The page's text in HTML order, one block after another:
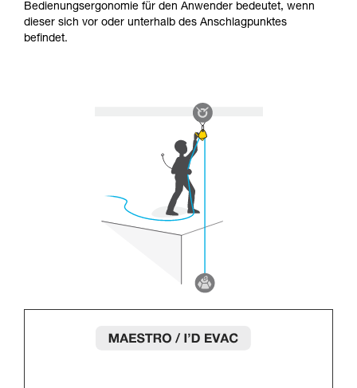
Bedienungsergonomie für den Anwender bedeutet, wenn
dieser sich vor oder unterhalb des Anschlagpunktes
befindet.